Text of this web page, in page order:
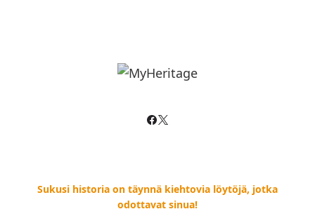
Sukusi historia on täynnä kiehtovia löytöjä, jotka
odottavat sinua!